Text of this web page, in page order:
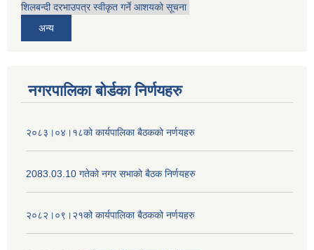
शिलबन्दी दरभाउपत्र स्वीकृत गर्ने आशयको सूचना
अन्य
नगरपालिका बोर्डका निर्णयहरु
२०८३।०४।१८को कार्यपालिका बैठकको नर्णयहरु
2083.03.10 गतेको नगर सभाको बैठक निर्णयहरु
२०८२।०९।२१को कार्यपालिका बैठकको नर्णयहरु